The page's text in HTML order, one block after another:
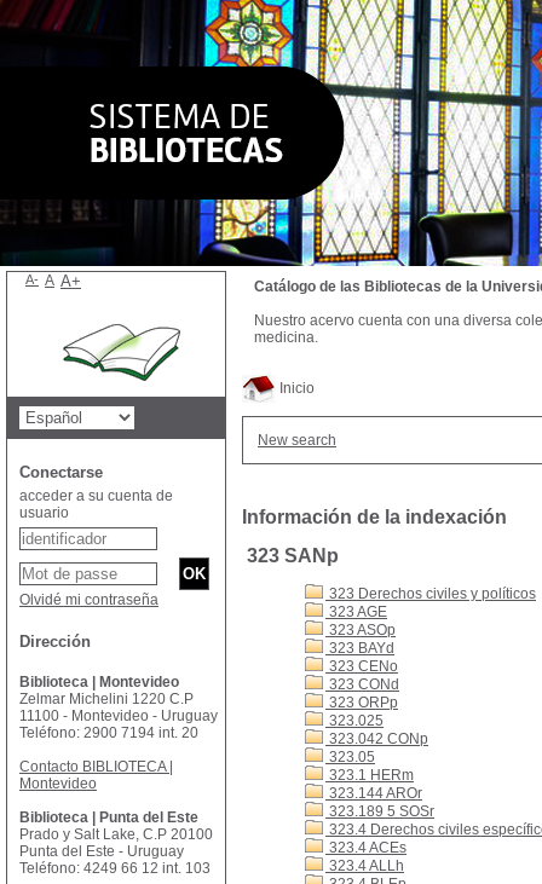
Inicio
New search
Información de la indexación
323 SANp
323 Derechos civiles y políticos
323 AGE
323 ASOp
323 BAYd
323 CENo
323 CONd
323 ORPp
323.025
323.042 CONp
323.05
323.1 HERm
323.144 AROr
323.189 5 SOSr
323.4 Derechos civiles
323.4 ACEs
323.4 ALLh
Catálogo de las Bibliotecas de la
Nuestro acervo cuenta con una diversa
medicina.
A- A A+
Conectarse
acceder a su cuenta de
usuario
Olvidé mi contraseña
Dirección
Biblioteca | Montevideo
Zelmar Michelini 1220 C.P
11100 - Montevideo - Uruguay
Teléfono: 2900 7194 int. 20
Contacto BIBLIOTECA |
Montevideo
Biblioteca | Punta del Este
Prado y Salt Lake, C.P 20100
Punta del Este - Uruguay
Teléfono: 4249 66 12 int. 103